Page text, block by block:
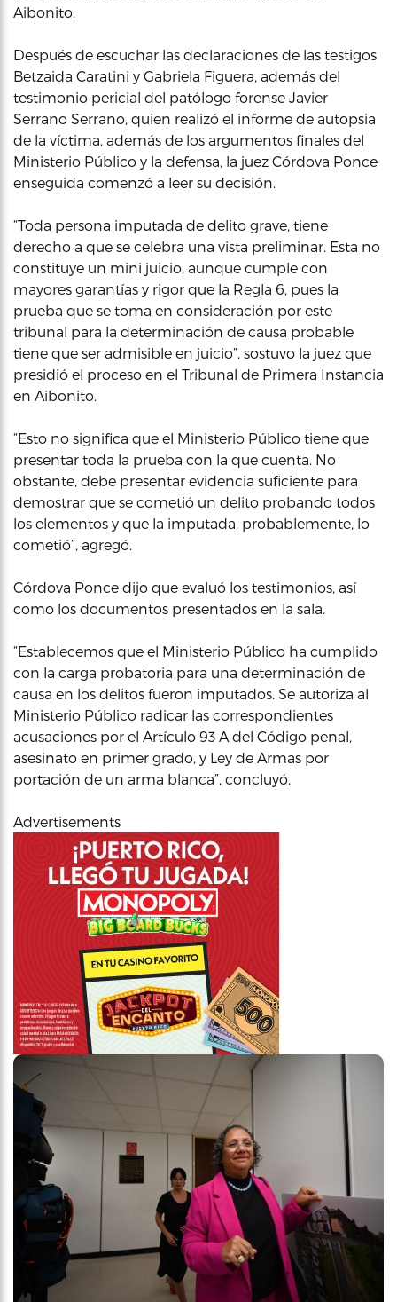
Aibonito.
Después de escuchar las declaraciones de las testigos
Betzaida Caratini y Gabriela Figuera, además del
testimonio pericial del patólogo forense Javier
Serrano Serrano, quien realizó el informe de autopsia
de la víctima, además de los argumentos finales del
Ministerio Público y la defensa, la juez Córdova Ponce
enseguida comenzó a leer su decisión.
“Toda persona imputada de delito grave, tiene
derecho a que se celebra una vista preliminar. Esta no
constituye un mini juicio, aunque cumple con
mayores garantías y rigor que la Regla 6, pues la
prueba que se toma en consideración por este
tribunal para la determinación de causa probable
tiene que ser admisible en juicio”, sostuvo la juez que
presidió el proceso en el Tribunal de Primera Instancia
en Aibonito.
“Esto no significa que el Ministerio Público tiene que
presentar toda la prueba con la que cuenta. No
obstante, debe presentar evidencia suficiente para
demostrar que se cometió un delito probando todos
los elementos y que la imputada, probablemente, lo
cometió”, agregó.
Córdova Ponce dijo que evaluó los testimonios, así
como los documentos presentados en la sala.
“Establecemos que el Ministerio Público ha cumplido
con la carga probatoria para una determinación de
causa en los delitos fueron imputados. Se autoriza al
Ministerio Público radicar las correspondientes
acusaciones por el Artículo 93 A del Código penal,
asesinato en primer grado, y Ley de Armas por
portación de un arma blanca”, concluyó.
Advertisements